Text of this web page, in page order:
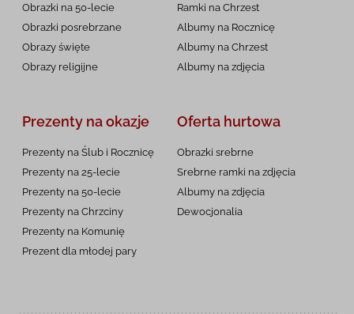
Obrazki na 50-lecie
Obrazki posrebrzane
Obrazy święte
Obrazy religijne
Ramki na Chrzest
Albumy na Rocznicę
Albumy na Chrzest
Albumy na zdjęcia
Prezenty na okazje
Prezenty na Ślub i Rocznicę
Prezenty na 25-lecie
Prezenty na 50-lecie
Prezenty na Chrzciny
Prezenty na Komunię
Prezent dla młodej pary
Oferta hurtowa
Obrazki srebrne
Srebrne ramki na zdjęcia
Albumy na zdjęcia
Dewocjonalia